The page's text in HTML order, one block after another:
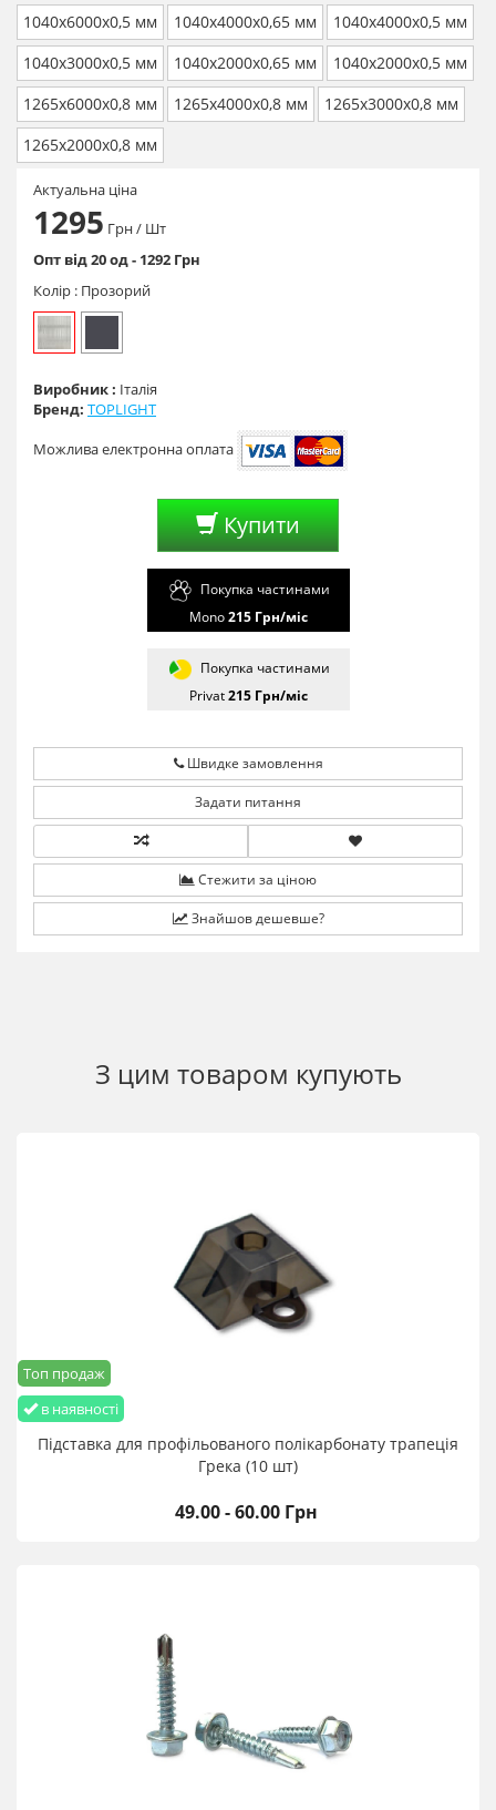
1040х6000х0,5 мм
1040х4000х0,65 мм
1040х4000х0,5 мм
1040х3000х0,5 мм
1040х2000х0,65 мм
1040х2000х0,5 мм
1265х6000х0,8 мм
1265х4000х0,8 мм
1265х3000х0,8 мм
1265х2000х0,8 мм
Актуальна ціна
1295 Грн/ Шт
Опт від 20 од - 1292 Грн
Колір : Прозорий
Виробник : Італія
Бренд: TOPLIGHT
Можлива електронна оплата
Купити
Покупка частинами
Mono215Грн/мiс
Покупка частинами
Privat215Грн/мiс
Швидке замовлення
Задати питання
Стежити за ціною
Знайшов дешевше?
З цим товаром купують
в наявності
Топ продаж
Підставка для профільованого полікарбонату трапеція
Грека (10 шт)
49.00 - 60.00 Грн